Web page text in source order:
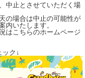
中止とさせていただく場
の場合は中止の可能性が
内いたします。
はこちらのホームページ
ク↓